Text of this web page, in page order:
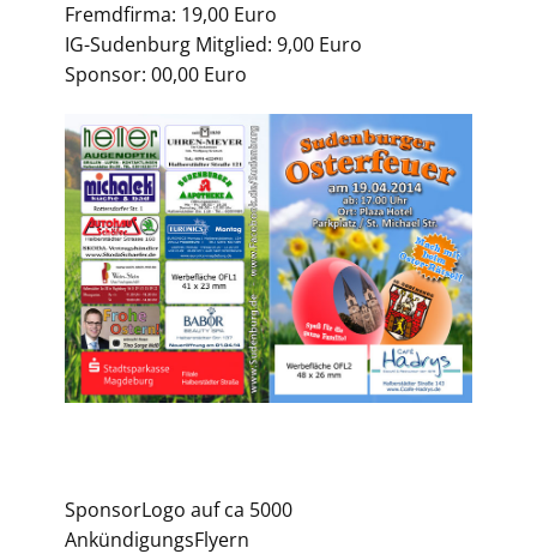
Fremdfirma: 19,00 Euro
IG-Sudenburg Mitglied: 9,00 Euro
Sponsor: 00,00 Euro
SponsorLogo auf ca 5000
AnkündigungsFlyern